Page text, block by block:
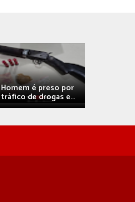
Homem é preso por
tráfico de drogas e...